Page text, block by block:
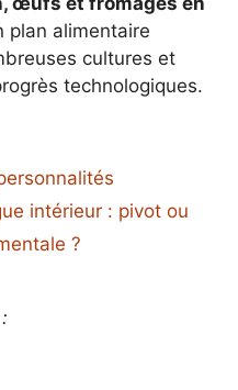
plan alimentaire
cultures et
technologiques.
intérieur : pivot ou
?